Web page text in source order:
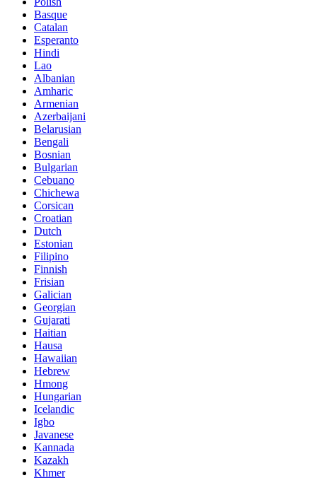
Basque
Catalan
Esperanto
Hindi
Lao
Albanian
Amharic
Armenian
Azerbaijani
Belarusian
Bengali
Bosnian
Bulgarian
Cebuano
Chichewa
Corsican
Croatian
Dutch
Estonian
Filipino
Finnish
Frisian
Galician
Georgian
Gujarati
Haitian
Hausa
Hawaiian
Hebrew
Hmong
Hungarian
Icelandic
Igbo
Javanese
Kannada
Kazakh
Khmer